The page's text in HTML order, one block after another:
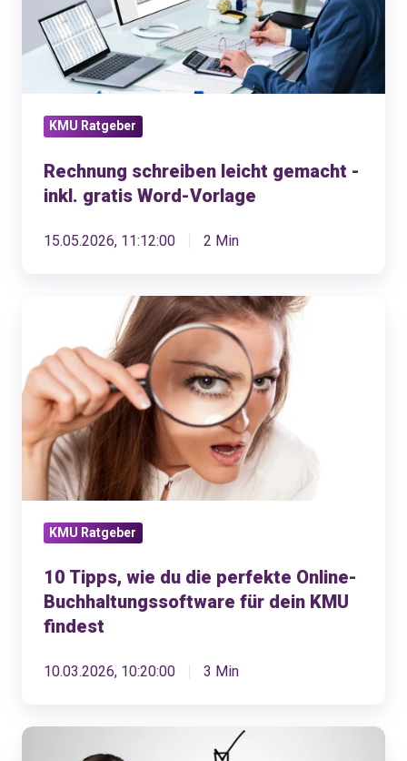
inkl.
gratis
Word-
KMU Ratgeber
Rechnung schreiben leicht gemacht -
inkl. gratis Word-Vorlage
15.05.2026, 11:12:00 2 Min
wie
du
perfekte
Online-
Buchhaltungssoftware
dein
findest
KMU Ratgeber
10 Tipps, wie du die perfekte Online-
Buchhaltungssoftware für dein KMU
findest
10.03.2026, 10:20:00 3 Min
Jahresabschluss